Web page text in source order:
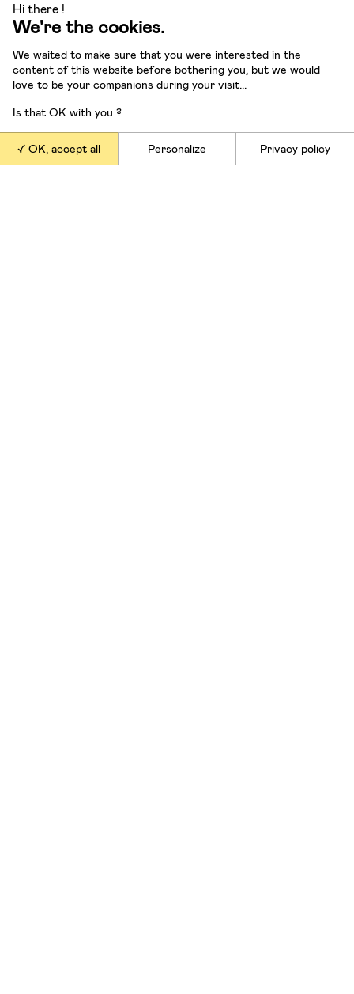
Hi there !
We're the cookies.
We waited to make sure that you were interested in the
content of this website before bothering you, but we would
love to be your companions during your visit...
Is that OK with you ?
OK, accept all Personalize Privacy policy